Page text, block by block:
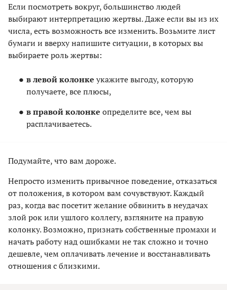
Если посмотреть вокруг, большинство людей
выбирают интерпретацию жертвы. Даже если вы из их
числа, есть возможность все изменить. Возьмите лист
бумаги и вверху напишите ситуации, в которых вы
выбираете роль жертвы:
в левой колонке укажите выгоду, которую
получаете, все плюсы,
в правой колонке определите все, чем вы
расплачиваетесь.
Подумайте, что вам дороже.
Непросто изменить привычное поведение, отказаться
от положения, в котором вам сочувствуют. Каждый
раз, когда вас посетит желание обвинить в неудачах
злой рок или ушлого коллегу, взгляните на правую
колонку. Возможно, признать собственные промахи и
начать работу над ошибками не так сложно и точно
дешевле, чем оплачивать лечение и восстанавливать
отношения с близкими.